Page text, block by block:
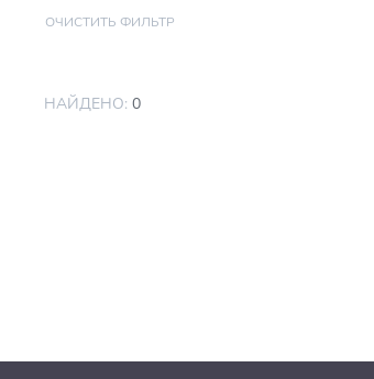
ОЧИСТИТЬ ФИЛЬТР
НАЙДЕНО: 0